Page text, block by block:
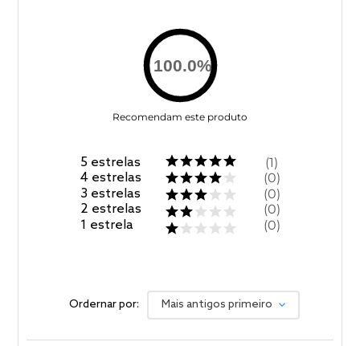
100.0%
Recomendam este produto
5 estrelas
4 estrelas
3 estrelas
2 estrelas
1 estrela
1
0
0
0
0
Ordernar por: Mais antigos primeiro